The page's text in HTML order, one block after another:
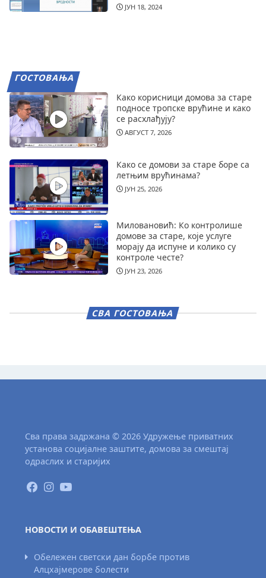
ЈУН 18, 2024
ГОСТОВАЊА
Како корисници домова за старе
подносе тропске врућине и како
се расхлађују?
АВГУСТ 7, 2026
Како се домови за старе боре са
летњим врућинама?
ЈУН 25, 2026
Миловановић: Ко контролише
домове за старе, које услуге
морају да испуне и колико су
контроле честе?
ЈУН 23, 2026
СВА ГОСТОВАЊА
Сва права задржана © 2026 Удружење приватних
установа социјалне заштите, домова за смештај
одраслих и старијих
НОВОСТИ И ОБАВЕШТЕЊА
Обележен светски дан борбе против
Алцхајмерове болести